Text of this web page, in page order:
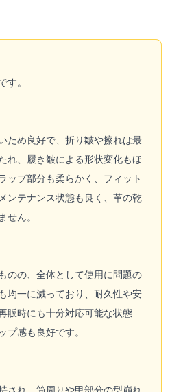
す。
ため良好で、折り皺や擦れは最
れ、履き皺による形状変化もほ
ップ部分も柔らかく、フィット
ンテナンス状態も良く、革の乾
せん。
のの、全体として使用に問題の
均一に減っており、耐久性や安
販時にも十分対応可能な状態
プ感も良好です。
され、筒周りや甲部分の型崩れ